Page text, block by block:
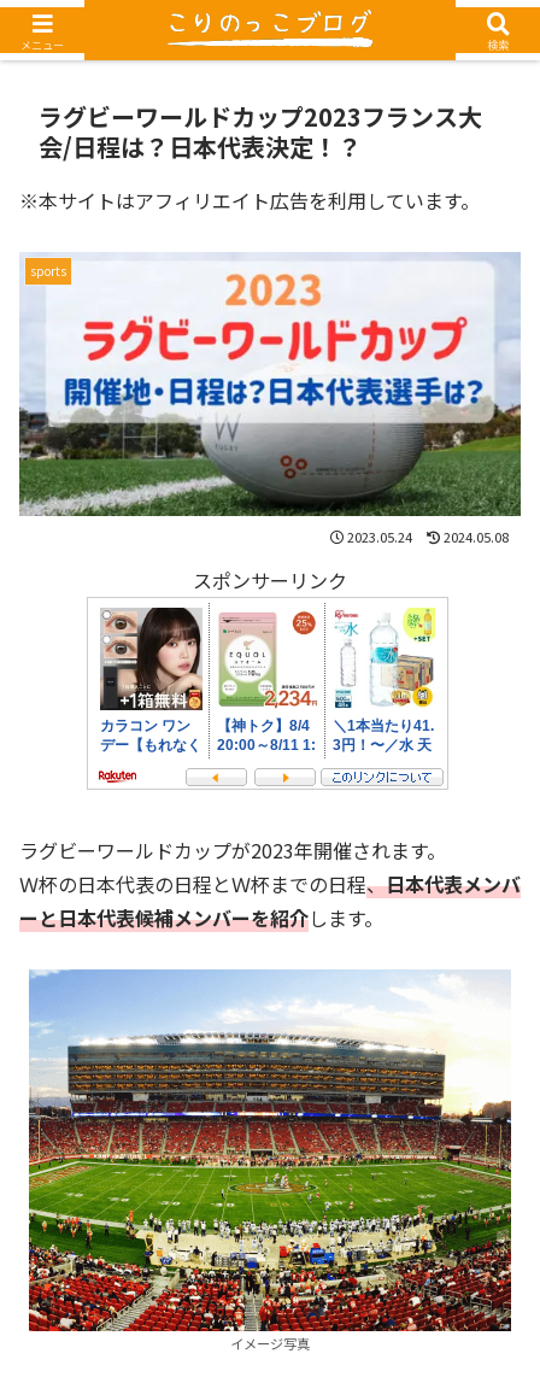
G-1TEXEDRM85
ラグビーワールドカップ2023フランス大
会/日程は？日本代表決定！？
※本サイトはアフィリエイト広告を利用しています。
sports
2023.05.24 2024.05.08
スポンサーリンク
ラグビーワールドカップが2023年開催されます。
Ｗ杯の日本代表の日程とＷ杯までの日程、日本代表メンバ
ーと日本代表候補メンバーを紹介します。
イメージ写真
メニュー 検索